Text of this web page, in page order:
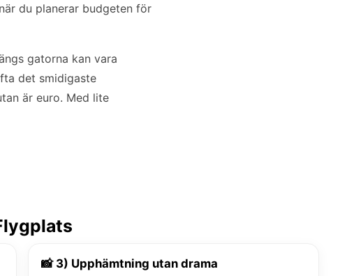
du planerar budgeten för
gatorna kan vara
det smidigaste
är euro. Med lite
📸 3) Upphämtning utan drama